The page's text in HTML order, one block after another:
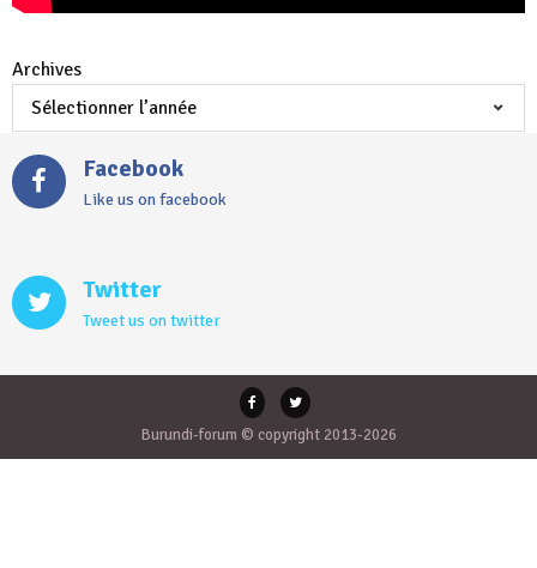
Archives
Facebook
Like us on facebook
Twitter
Tweet us on twitter
Burundi-forum © copyright 2013-2026